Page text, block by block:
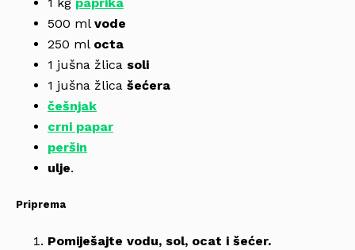
500 ml vode
250 ml octa
1 jušna žlica soli
1 jušna žlica šećera
češnjak
crni papar
peršin
ulje.
Priprema
Pomiješajte vodu, sol, ocat i šećer.